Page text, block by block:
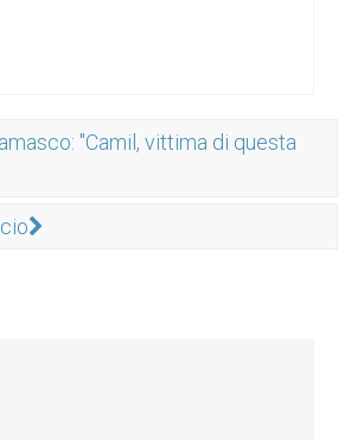
"Camil, vittima di questa